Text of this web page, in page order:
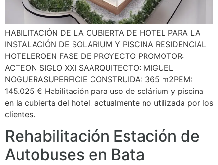
HABILITACIÓN DE LA CUBIERTA DE HOTEL PARA LA
INSTALACIÓN DE SOLARIUM Y PISCINA RESIDENCIAL
HOTELEROEN FASE DE PROYECTO PROMOTOR:
ACTEON SIGLO XXI SAARQUITECTO: MIGUEL
NOGUERASUPERFICIE CONSTRUIDA: 365 m2PEM:
145.025 € Habilitación para uso de solárium y piscina
en la cubierta del hotel, actualmente no utilizada por los
clientes.
Rehabilitación Estación de
Autobuses en Bata